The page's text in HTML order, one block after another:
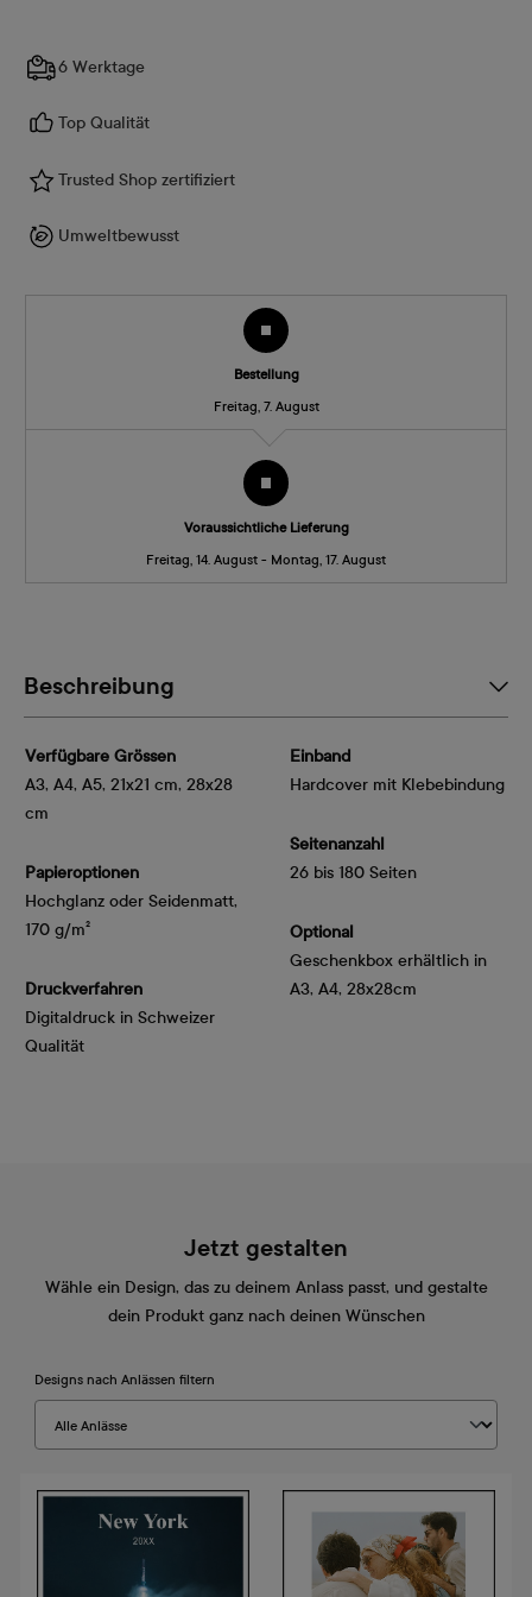
6 Werktage
Top Qualität
Trusted Shop zertifiziert
Umweltbewusst
Bestellung
Freitag, 7. August
Voraussichtliche Lieferung
Freitag, 14. August - Montag, 17. August
Beschreibung
Verfügbare Grössen
A3, A4, A5, 21x21 cm, 28x28
cm
Papieroptionen
Hochglanz oder Seidenmatt,
170 g/m²
Druckverfahren
Digitaldruck in Schweizer
Qualität
Einband
Hardcover mit Klebebindung
Seitenanzahl
26 bis 180 Seiten
Optional
Geschenkbox erhältlich in
A3, A4, 28x28cm
Jetzt gestalten
Wähle ein Design, das zu deinem Anlass passt, und gestalte
dein Produkt ganz nach deinen Wünschen
Designs nach Anlässen filtern